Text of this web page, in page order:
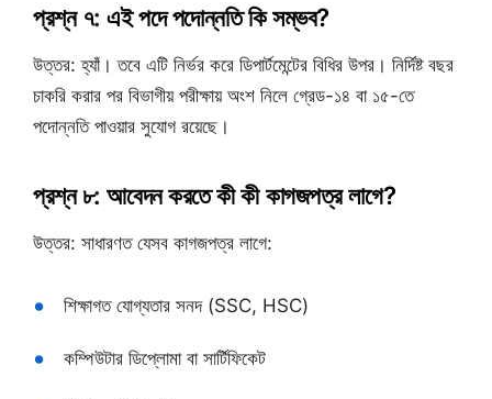
প্রশ্ন ৭: এই পদে পদোন্নতি কি সম্ভব?
উত্তর: হ্যাঁ। তবে এটি নির্ভর করে ডিপার্টমেন্টের বিধির উপর। নির্দিষ্ট বছর
চাকরি করার পর বিভাগীয় পরীক্ষায় অংশ নিলে গ্রেড-১৪ বা ১৫-তে
পদোন্নতি পাওয়ার সুযোগ রয়েছে।
প্রশ্ন ৮: আবেদন করতে কী কী কাগজপত্র লাগে?
উত্তর: সাধারণত যেসব কাগজপত্র লাগে:
শিক্ষাগত যোগ্যতার সনদ (SSC, HSC)
কম্পিউটার ডিপ্লোমা বা সার্টিফিকেট